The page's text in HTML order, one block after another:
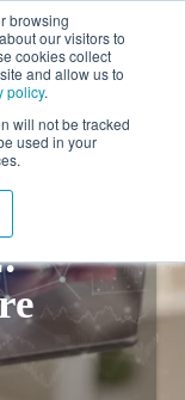
browsing
our visitors to
cookies collect
and allow us to
policy.
will not be tracked
used in your
EN
en